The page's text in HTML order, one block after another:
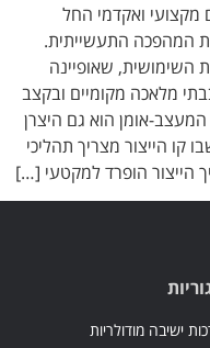
ואקדמי החל
להתפתחות המהפכה התעשייתית.
השימושית, שאופיינה
מלאכה מקומיים ובקצב
המעצב-אומן הוא גם היצרן
הייצור מצריך תהליכי
הייצור הופרד למקטעי […]
ישיבה מודולריות